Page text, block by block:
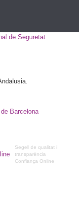
Segell de qualitat i
transparència
Confiança Online